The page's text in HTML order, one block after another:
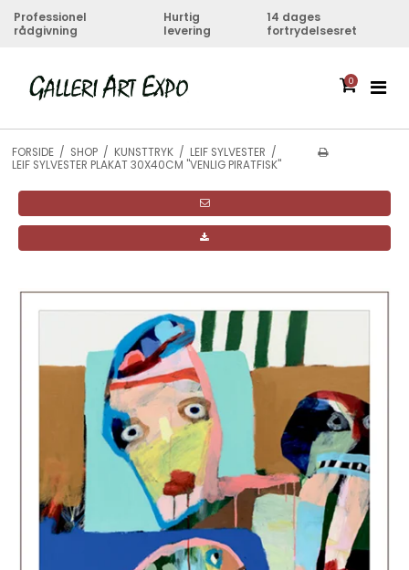
Professionel
rådgivning
Hurtig
levering
14 dages
fortrydelsesret
0
FORSIDE / SHOP / KUNSTTRYK / LEIF SYLVESTER /
LEIF SYLVESTER PLAKAT 30X40CM "VENLIG PIRATFISK"